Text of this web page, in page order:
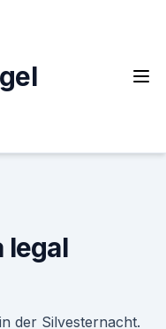
legal
der Silvesternacht.